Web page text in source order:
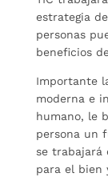
estrategia
personas
beneficios
Importante
moderna e
humano, le
persona un
se trabajará
para el bien